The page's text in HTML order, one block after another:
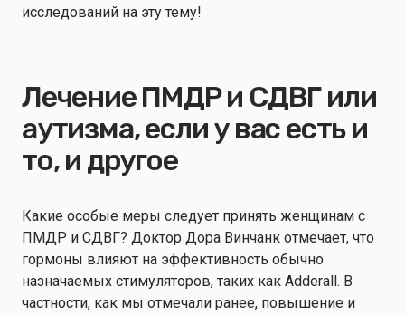
исследований на эту тему!
Лечение ПМДР и СДВГ или
аутизма, если у вас есть и
то, и другое
Какие особые меры следует принять женщинам с
ПМДР и СДВГ? Доктор Дора Винчанк отмечает, что
гормоны влияют на эффективность обычно
назначаемых стимуляторов, таких как Adderall. В
частности, как мы отмечали ранее, повышение и